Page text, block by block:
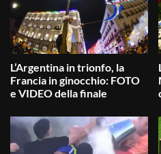
L’Argentina in trionfo, la
Francia in ginocchio: FOTO
e VIDEO della finale